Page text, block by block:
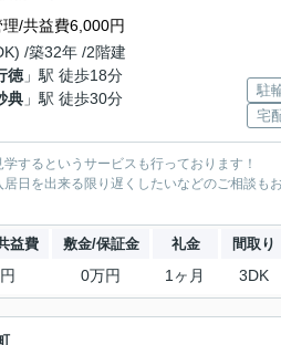
理/共益費6,000円
/築32年 /2階建
徳 」駅 徒歩18分
典 」駅 徒歩30分 駐
宅
するというサービスも行っております！
日を出来る限り遅くしたいなどのご相談
益費 敷金/保証金 礼金 間取り
0万円 1ヶ月 3DK